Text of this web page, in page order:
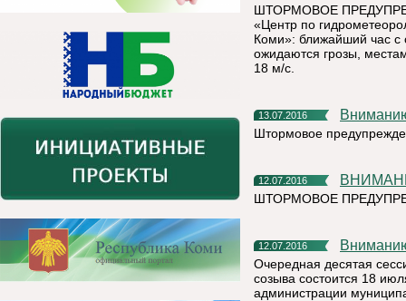
ШТОРМОВОЕ
«Центр по
Коми»: ближайший час с
ожидаются грозы,
18 м/с.
13.07.2016
Штормовое
12.07.2016
ШТОРМОВОЕ
12.07.2016
Очередная десятая
созыва состоится 18
администрации